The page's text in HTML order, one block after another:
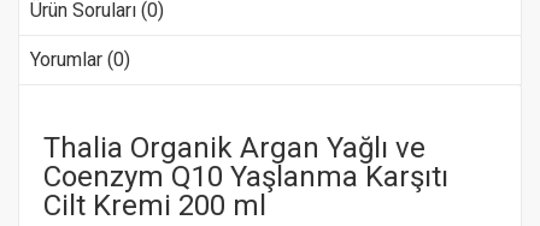
Ürün Soruları (0)
Yorumlar (0)
Thalia Organik Argan Yağlı ve
Coenzym Q10 Yaşlanma Karşıtı
Cilt Kremi 200 ml